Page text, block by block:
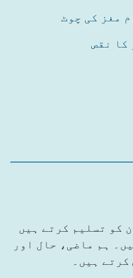
مغز کی چوٹ
کا نقص
کو تسلیم کرتے ہیں
ہم ماضی، حال اور
کرتے ہیں۔